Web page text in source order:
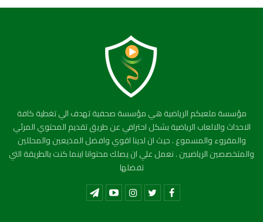
مؤسسة ملعبكم الرياضية هي مؤسسة صحفية تهدف الي تغطية كافة
الاحداث والالعاب الرياضية بشكل احترافي عن طريق تقديم المحتوي المرئي
والمقروء والمسموع . حيث ان لدينا اقوي وافضل المذيعين والمحللين
والمتخصصين الرياضيين . نعمل علي ان يصلك محتوانا اينما كنت بالطريقة التي
تفضلها